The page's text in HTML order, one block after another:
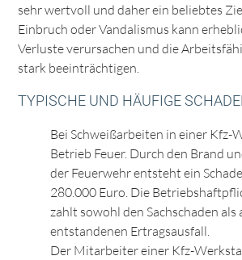
sehr wertvoll und daher ein beliebtes
Einbruch oder Vandalismus kann
Verluste verursachen und die
stark beeinträchtigen.
TYPISCHE UND HÄUFIGE
Bei Schweißarbeiten in einer Kfz-
Betrieb Feuer. Durch den Brand
der Feuerwehr entsteht ein
280.000 Euro. Die
zahlt sowohl den Sachschaden als
entstandenen Ertragsausfall.
Der Mitarbeiter einer Kfz-